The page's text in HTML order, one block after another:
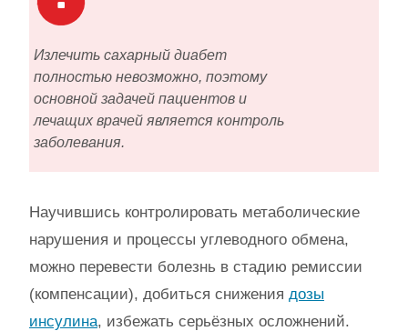
Излечить сахарный диабет
полностью невозможно, поэтому
основной задачей пациентов и
лечащих врачей является контроль
заболевания.
Научившись контролировать метаболические
нарушения и процессы углеводного обмена,
можно перевести болезнь в стадию ремиссии
(компенсации), добиться снижения дозы
инсулина, избежать серьёзных осложнений.